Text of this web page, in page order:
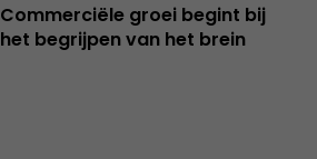
Commerciële groei begint bij
het begrijpen van het brein